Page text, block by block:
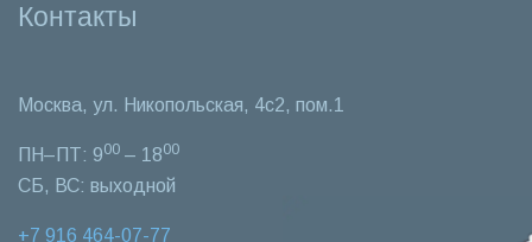
Контакты
Москва, ул. Никопольская, 4c2, пом.1
ПН–ПТ: 900 – 1800
СБ, ВС: выходной
+7 916 464-07-77‬